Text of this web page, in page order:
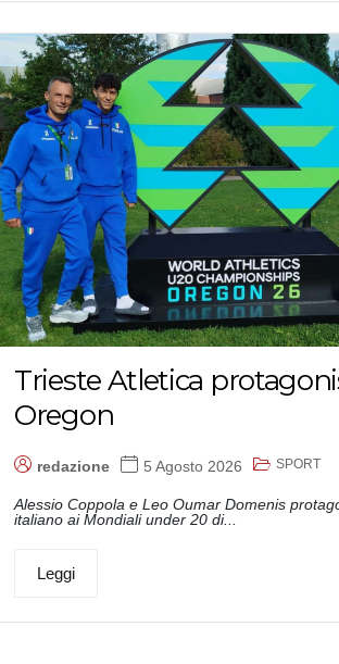
Trieste Atletica
Oregon
redazione 5 Agosto 2026 SPORT
Alessio Coppola e Leo Oumar Domenis
italiano ai Mondiali under 20 di...
Leggi